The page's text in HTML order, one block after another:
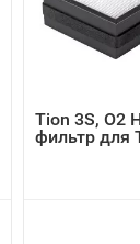
Tion 3S, O2
фильтр для